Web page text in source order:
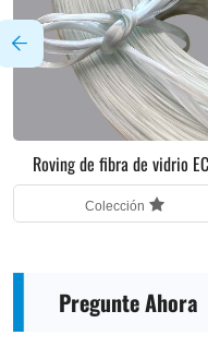
Roving de fibra de vidrio
Colección
Pregunte Ahora